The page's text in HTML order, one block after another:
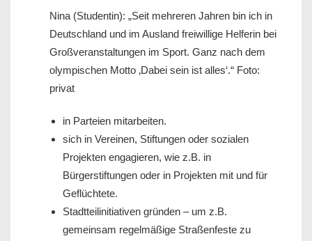
Nina (Studentin): „Seit mehreren Jahren bin ich in
Deutschland und im Ausland freiwillige Helferin bei
Großveranstaltungen im Sport. Ganz nach dem
olympischen Motto ‚Dabei sein ist alles‘.“ Foto:
privat
in Parteien mitarbeiten.
sich in Vereinen, Stiftungen oder sozialen
Projekten engagieren, wie z.B. in
Bürgerstiftungen oder in Projekten mit und für
Geflüchtete.
Stadtteilinitiativen gründen – um z.B.
gemeinsam regelmäßige Straßenfeste zu